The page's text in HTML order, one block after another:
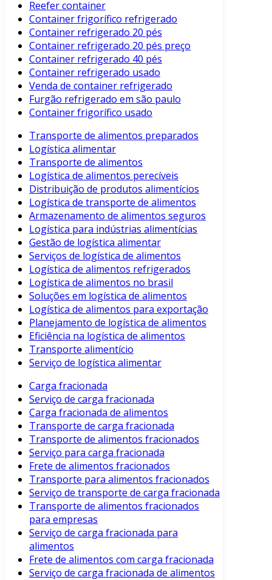
Reefer container
Container frigorífico refrigerado
Container refrigerado 20 pés
Container refrigerado 20 pés preço
Container refrigerado 40 pés
Container refrigerado usado
Venda de container refrigerado
Furgão refrigerado em são paulo
Container frigorífico usado
Transporte de alimentos preparados
Logística alimentar
Transporte de alimentos
Logística de alimentos perecíveis
Distribuição de produtos alimentícios
Logística de transporte de alimentos
Armazenamento de alimentos seguros
Logística para indústrias alimentícias
Gestão de logística alimentar
Serviços de logística de alimentos
Logística de alimentos refrigerados
Logística de alimentos no brasil
Soluções em logística de alimentos
Logística de alimentos para exportação
Planejamento de logística de alimentos
Eficiência na logística de alimentos
Transporte alimentício
Serviço de logística alimentar
Carga fracionada
Serviço de carga fracionada
Carga fracionada de alimentos
Transporte de carga fracionada
Transporte de alimentos fracionados
Serviço para carga fracionada
Frete de alimentos fracionados
Transporte para alimentos fracionados
Serviço de transporte de carga fracionada
Transporte de alimentos fracionados
para empresas
Serviço de carga fracionada para
alimentos
Frete de alimentos com carga fracionada
Serviço de carga fracionada de alimentos